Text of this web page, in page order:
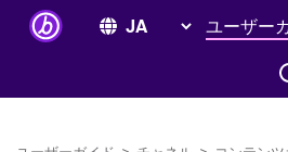
ユーザー
す